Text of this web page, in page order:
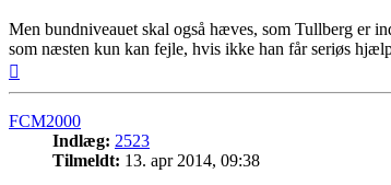
Men bundniveauet skal også hæves, som Tullberg er
som næsten kun kan fejle, hvis ikke han får seriøs
FCM2000
Indlæg: 2523
Tilmeldt: 13. apr 2014, 09:38